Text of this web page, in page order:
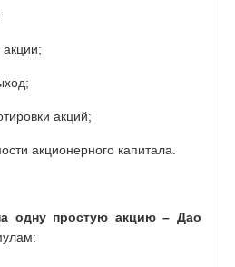
акции;
акций;
акционерного капитала.
одну простую акцию – Дао